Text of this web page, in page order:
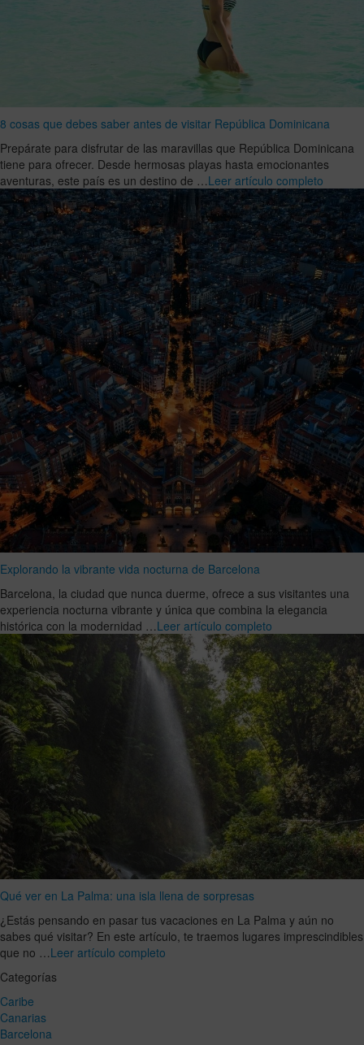
8 cosas que debes saber antes de visitar República Dominicana
Prepárate para disfrutar de las maravillas que República Dominicana
tiene para ofrecer. Desde hermosas playas hasta emocionantes
aventuras, este país es un destino de …Leer artículo completo
Explorando la vibrante vida nocturna de Barcelona
Barcelona, la ciudad que nunca duerme, ofrece a sus visitantes una
experiencia nocturna vibrante y única que combina la elegancia
histórica con la modernidad …Leer artículo completo
Qué ver en La Palma: una isla llena de sorpresas
¿Estás pensando en pasar tus vacaciones en La Palma y aún no
sabes qué visitar? En este artículo, te traemos lugares imprescindibles
que no …Leer artículo completo
Categorías
Caribe
Canarias
Barcelona